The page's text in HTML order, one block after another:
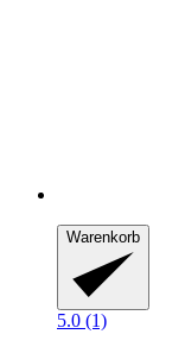
Warenkorb
5.0 (1)